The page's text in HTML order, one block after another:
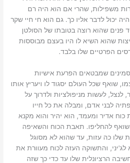
משפילות, שהרי אם הוא היה רם
יכול לדבר אליו כך. גם הוא חי חיי שקר
פנים שהוא רוצה בטובתו של הסולטן
שהוא השיא לו היו בעצם מבוססות
הפרטיים שלו בלבד.
שמבטאים הפרעת אישיות
שואף שכל העולם יסגוד לו ויעריץ אותו
לעשות מניפולציות ולדרוך על
לבני אדם, ומבלה את כל חייו
כוח אדיר ומעמד, הוא יהיר והוא מקנא
להחליפו. תאבת הכוח והשאיפה
שלו כה עזות, עד שהוא לא מסוגל
והתשוקה העזה לכוח מעוורת את
הרציונלית שלו עד כדי כך שזה